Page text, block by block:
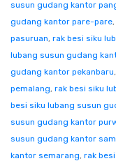
susun gudang kantor
gudang kantor pare-pare,
pasuruan, rak besi siku
lubang susun gudang
gudang kantor pekanbaru,
pemalang, rak besi siku
besi siku lubang susun
susun gudang kantor
susun gudang kantor
kantor semarang, rak